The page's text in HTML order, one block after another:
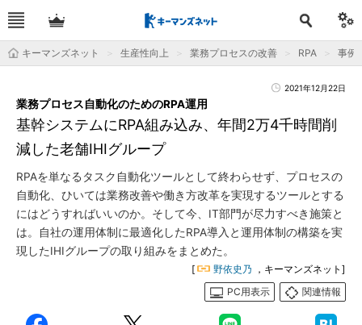
キーマンズネット 生産性向上 業務プロセスの改善 RPA 事例
2021年12月22日
基幹システムにRPA組み込み、年間2万4千時間削
減した老舗IHIグループ
業務プロセス自動化のためのRPA運用
RPAを単なるタスク自動化ツールとして終わらせず、プロセスの
自動化、ひいては業務改善や働き方改革を実現するツールとする
にはどうすればいいのか。そして今、IT部門が尽力すべき施策と
は。自社の運用体制に最適化したRPA導入と運用体制の構築を実
現したIHIグループの取り組みをまとめた。
[ 野依史乃 ，キーマンズネット]
PC用表示
関連情報